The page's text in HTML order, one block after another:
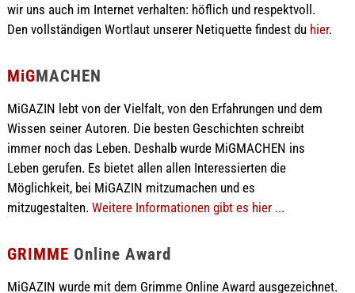
wir uns auch im Internet verhalten: höflich und respektvoll.
Den vollständigen Wortlaut unserer Netiquette findest du hier.
MiGMACHEN
MiGAZIN lebt von der Vielfalt, von den Erfahrungen und dem
Wissen seiner Autoren. Die besten Geschichten schreibt
immer noch das Leben. Deshalb wurde MiGMACHEN ins
Leben gerufen. Es bietet allen allen Interessierten die
Möglichkeit, bei MiGAZIN mitzumachen und es
mitzugestalten. Weitere Informationen gibt es hier ...
GRIMME Online Award
MiGAZIN wurde mit dem Grimme Online Award ausgezeichnet.